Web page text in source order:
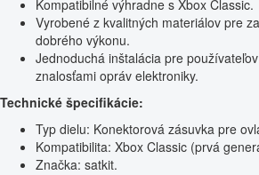
Kompatibilné výhradne s Xbox Classic.
Vyrobené z kvalitných materiálov pre
dobrého výkonu.
Jednoduchá inštalácia pre
znalosťami opráv elektroniky.
Technické špecifikácie:
Typ dielu: Konektorová zásuvka pre
Kompatibilita: Xbox Classic (prvá
Značka: satkit.